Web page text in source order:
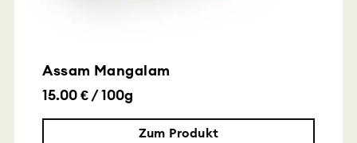
Assam Mangalam
15.00 € / 100g
Zum Produkt